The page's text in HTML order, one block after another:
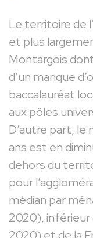
Le territoire de
et plus
Montargois
d’un manque
baccalauréat
aux pôles
D’autre part, le
ans est en
dehors du
pour
médian par
2020), inférieur